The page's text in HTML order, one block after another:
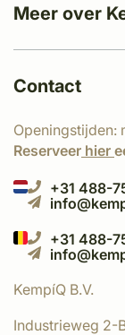
Meer over
Contact
Openingstijden:
Reserveer hier
+31 488-
+31 488-
KempíQ B.V.
Industrieweg 2-